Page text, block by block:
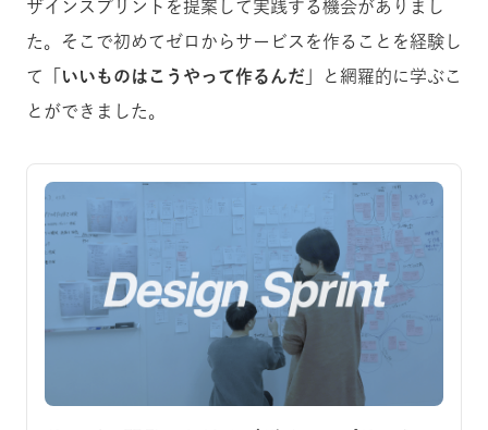
ザインスプリントを提案して実践する機会がありまし
た。そこで初めてゼロからサービスを作ることを経験し
て
「いいものはこうやって作るんだ」
と網羅的に学ぶこ
とができました。